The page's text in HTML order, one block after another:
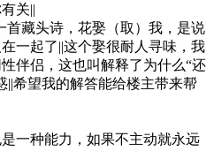
关||
首藏头诗，花娶（取）我，是说
一起了||这个娶很耐人寻味，我
伴侣，这也叫解释了为什么“还
||希望我的解答能给楼主带来帮
一种能力，如果不主动就永远